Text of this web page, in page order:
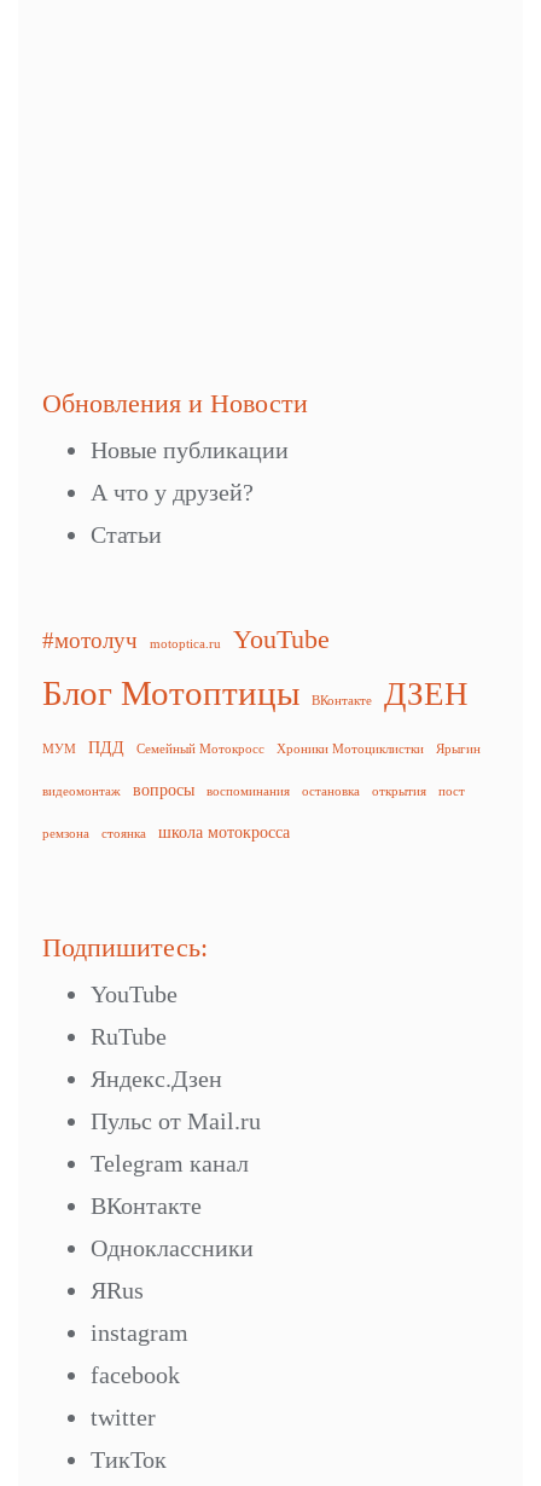
Обновления и Новости
Новые публикации
А что у друзей?
Статьи
#мотолуч motoptica.ru YouTube
Блог Мотоптицы ВКонтакте ДЗЕН
МУМ ПДД Семейный Мотокросс Хроники Мотоциклистки Ярыгин
видеомонтаж вопросы воспоминания остановка открытия пост
ремзона стоянка школа мотокросса
Подпишитесь:
YouTube
RuTube
Яндекс.Дзен
Пульс от Mail.ru
Telegram канал
ВКонтакте
Одноклассники
ЯRus
instagram
facebook
twitter
ТикТок